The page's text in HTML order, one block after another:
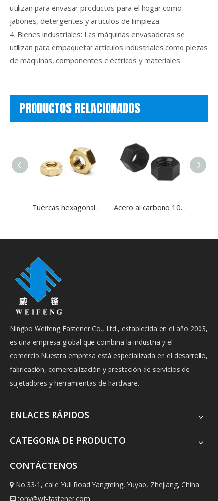
utilizan para envasar productos para el hogar como
jabones, detergentes y artículos de limpieza.
4. Bienes industriales: Las máquinas envasadoras se
utilizan para empaquetar artículos industriales como piezas
de máquinas, componentes eléctricos y materiales.
PRODUCTOS RELACIONADOS
Tuercas hexagonales con acabado de zinc amarillo grado 8 UNC Rosca gruesa DIN 934 Acero al carbono 10B21/45# Grado 8 DIN934 Tuerca hexagonal Negra
Ningbo Weifeng Fastener Co., Ltd., establecida en el año 2003,
es una empresa global que combina la industria y el
comercio.Nuestra empresa está especializada en el desarrollo,
fabricación, comercialización y prestación de servicios de
sujetadores y herramientas de hardware.
ENLACES RÁPIDOS
CATEGORIA DE PRODUCTO
CONTÁCTENOS
 No.33-1, calle Yuli Road Yangming, Yuyao, Zhejiang, China
 tony@wf-fastener.com